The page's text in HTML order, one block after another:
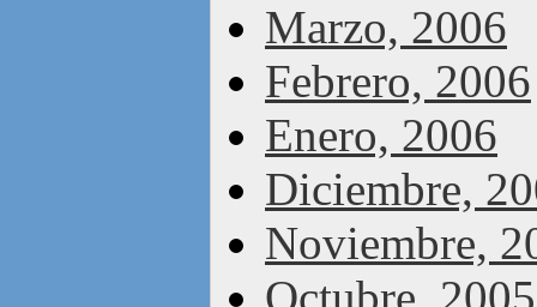
Marzo, 2006
Febrero, 2006
Enero, 2006
Diciembre,
Noviembre,